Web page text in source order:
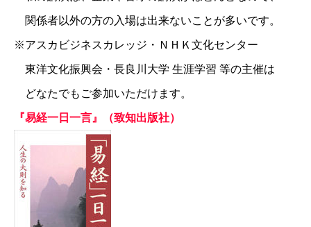
関係者以外の方の入場は出来ないことが多いです。
※アスカビジネスカレッジ・ＮＨＫ文化センター
東洋文化振興会・長良川大学 生涯学習 等の主催は
どなたでもご参加いただけます。
『易経一日一言』（致知出版社）